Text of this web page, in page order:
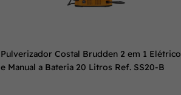
Pulverizador Costal Brudden 2 em 1 Elétrico
e Manual a Bateria 20 Litros Ref. SS20-B